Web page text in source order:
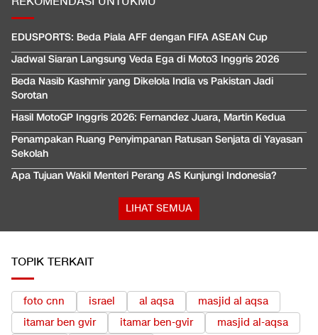
EDUSPORTS: Beda Piala AFF dengan FIFA ASEAN Cup
Jadwal Siaran Langsung Veda Ega di Moto3 Inggris 2026
Beda Nasib Kashmir yang Dikelola India vs Pakistan Jadi
Sorotan
Hasil MotoGP Inggris 2026: Fernandez Juara, Martin Kedua
Penampakan Ruang Penyimpanan Ratusan Senjata di Yayasan
Sekolah
Apa Tujuan Wakil Menteri Perang AS Kunjungi Indonesia?
LIHAT SEMUA
TOPIK TERKAIT
foto cnn israel al aqsa
masjid al aqsa
itamar ben gvir
itamar ben-gvir
masjid al-aqsa